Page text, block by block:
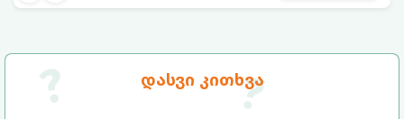
დასვი კითხვა
ინგრედიენტი დაგჭირდებათ, რომლებიც